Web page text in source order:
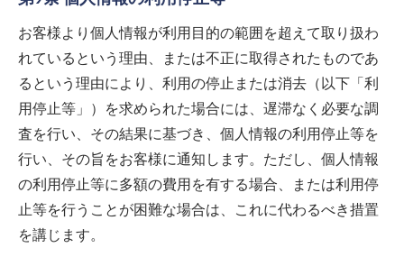
お客様より個人情報が利用目的の範囲を超えて取り扱わ
れているという理由、または不正に取得されたものであ
るという理由により、利用の停止または消去（以下「利
用停止等」）を求められた場合には、遅滞なく必要な調
査を行い、その結果に基づき、個人情報の利用停止等を
行い、その旨をお客様に通知します。ただし、個人情報
の利用停止等に多額の費用を有する場合、または利用停
止等を行うことが困難な場合は、これに代わるべき措置
を講じます。